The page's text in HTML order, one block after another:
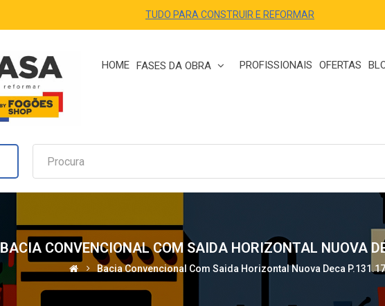
TUDO PARA CONSTRUIR E REFORMAR
HOME FASES DA OBRA PROFISSIONAIS OFERTAS
BACIA CONVENCIONAL COM SAIDA HORIZONTAL NUOVA
Bacia Convencional Com Saida Horizontal Nuova Deca P.131.17